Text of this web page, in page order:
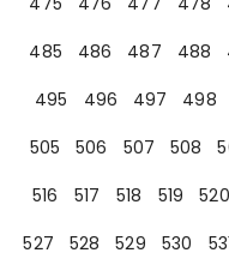
485
486 487 488
495
496 497 498
505
506 507 508
516
517 518 519 520
527
528 529 530